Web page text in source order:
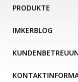
PRODUKTE
IMKERBLOG